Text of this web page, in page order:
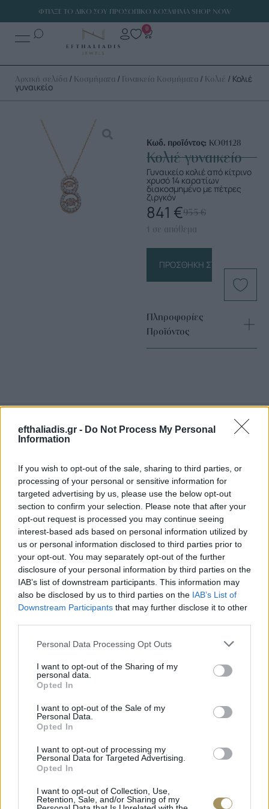
efthaliadis.gr - Do Not Process My Personal
Information
If you wish to opt-out of the sale, sharing to third parties, or
processing of your personal or sensitive information for
targeted advertising by us, please use the below opt-out
section to confirm your selection. Please note that after your
opt-out request is processed you may continue seeing
interest-based ads based on personal information utilized by
us or personal information disclosed to third parties prior to
your opt-out. You may separately opt-out of the further
disclosure of your personal information by third parties on the
IAB’s list of downstream participants. This information may
also be disclosed by us to third parties on the IAB’s List of
Downstream Participants that may further disclose it to other
Personal Data Processing Opt Outs
I want to opt-out of the Sharing of my
personal data.
Opted In
I want to opt-out of the Sale of my
Personal Data.
Opted In
I want to opt-out of processing my
Personal Data for Targeted Advertising.
Opted In
I want to opt-out of Collection, Use,
Retention, Sale, and/or Sharing of my
ΦΤΙΑΞΕ ΤΟ ΔΙΚΟ ΣΟΥ ΠΡΟΣΩΠΙΚΟ ΚΟΣΜΗΜΑ SHOP NOW
0
Αρχική σελίδα / Κοσμήματα / Γυναικεία Κοσμήματα / Κολιέ / Κολιέ
γυναικείο
Κωδ. προϊόντος: ΚΟ01128
Κολιέ γυναικείο
Γυναικείο κολιέ από κίτρινο
χρυσό 14 καρατίων
διακοσμημένο με πέτρες
ζιργκόν
935€
841 €
1 σε απόθεμα
ΠΡΟΣΘΉΚΗ ΣΤΟ ΚΑΛΆΘΙ
Πληροφορίες
Προϊόντος
Ανακαλύψτε τα κοσμήματα που αγαπήθηκαν περισσότερο!
Εδώ θα βρείτε τις κορυφαίες επιλογές που ξεχωρίζουν για
το μοναδικό τους στυλ και την εξαιρετική τους ποιότητα.
ΧΡΥΣΌΣ 18 ΚΑΡΑΤΊΩΝ -10%
ΜΟΝΌΠΕΤΡΟ ΔΑΧΤΥΛΊΔΙ ΜΕ
€1.737€
BRASS